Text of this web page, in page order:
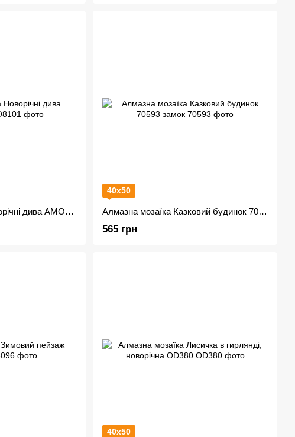
Алмазна мозаїка Новорічні дива AMO8101
40х50
Алмазна мозаїка Казковий будинок 70593 замок
565 грн
40х50